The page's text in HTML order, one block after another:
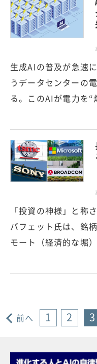
生成AIの普及が急速
うデータセンターの
る。このAIが電力を
「投資の神様」と称
バフェット氏は、銘
モート（経済的な堀
前へ 1 2 3